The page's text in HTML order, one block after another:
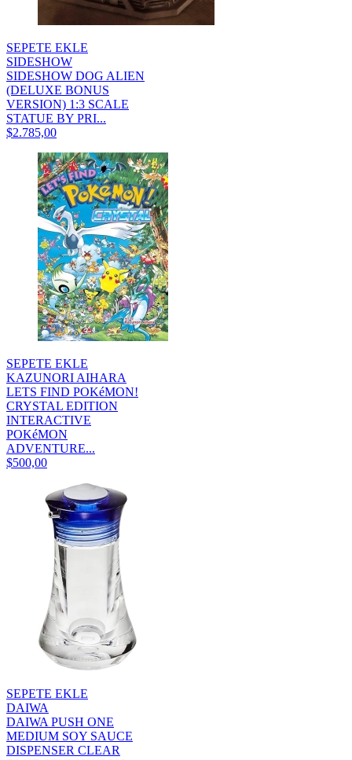
SEPETE EKLE
SIDESHOW
SIDESHOW DOG ALIEN
(DELUXE BONUS
VERSION) 1:3 SCALE
STATUE BY PRI...
$2.785,00
SEPETE EKLE
KAZUNORI AIHARA
LETS FIND POKéMON!
CRYSTAL EDITION
INTERACTIVE
POKéMON
ADVENTURE...
$500,00
SEPETE EKLE
DAIWA
DAIWA PUSH ONE
MEDIUM SOY SAUCE
DISPENSER CLEAR